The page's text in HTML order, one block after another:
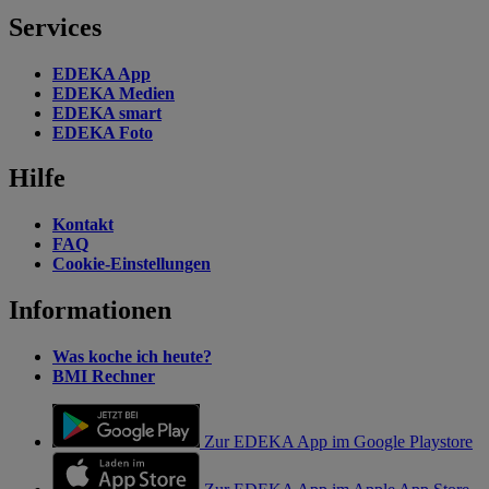
Services
EDEKA App
EDEKA Medien
EDEKA smart
EDEKA Foto
Hilfe
Kontakt
FAQ
Cookie-Einstellungen
Informationen
Was koche ich heute?
BMI Rechner
Zur EDEKA App im Google Playstore